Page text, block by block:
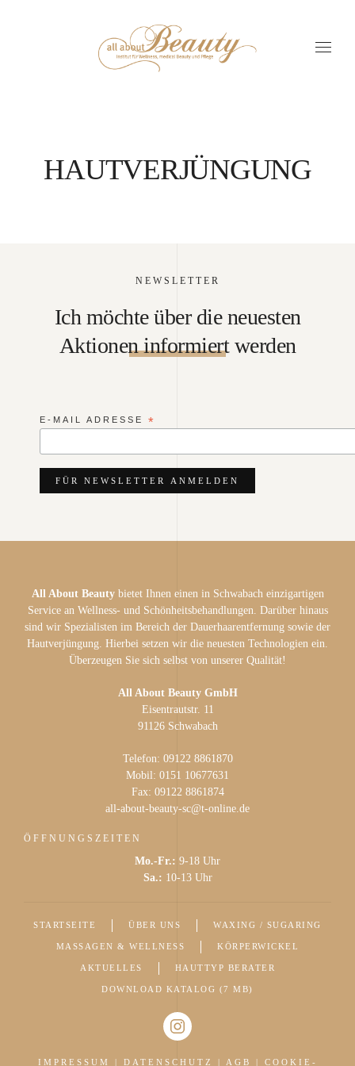
HAUTVERJÜNGUNG
NEWSLETTER
Ich möchte über die neuesten
Aktionen informiert werden
E-MAIL ADRESSE *
All About Beautybietet Ihnen einen in Schwabach einzigartigen
Service an Wellness- und Schönheitsbehandlungen. Darüber hinaus
sind wir Spezialisten im Bereich der Dauerhaarentfernung sowie der
Hautverjüngung. Hierbei setzen wir die neuesten Technologien ein.
Überzeugen Sie sich selbst von unserer Qualität!
All About Beauty GmbH
Eisentrautstr. 11
91126 Schwabach
Telefon: 09122 8861870
Mobil: 0151 10677631
Fax: 09122 8861874
all-about-beauty-sc@t-online.de
ÖFFNUNGSZEITEN
Mo.-Fr.: 9-18 Uhr
Sa.: 10-13 Uhr
STARTSEITE ÜBER UNS WAXING / SUGARING
MASSAGEN & WELLNESS KÖRPERWICKEL
AKTUELLES HAUTTYP BERATER
DOWNLOAD KATALOG (7 MB)
IMPRESSUM | DATENSCHUTZ | AGB | COOKIE-